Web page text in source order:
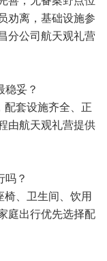
劝离，基础设施参
分公司航天观礼营
稳妥？
配套设施齐全、正
由航天观礼营提供
吗？
、卫生间、饮用
庭出行优先选择配